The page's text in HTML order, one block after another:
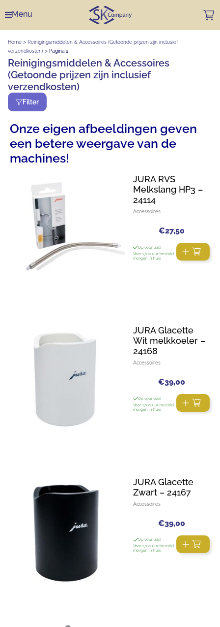
Menu
Home > Reinigingsmiddelen & Accessoires (Getoonde prijzen zijn inclusief
verzendkosten) > Pagina 2
Reinigingsmiddelen & Accessoires
(Getoonde prijzen zijn inclusief
verzendkosten)
Filter
Onze eigen afbeeldingen geven
een betere weergave van de
machines!
JURA RVS
Melkslang HP3 –
24114
Accessoires
€27,50
Op voorraad
Voor 17:00 uur besteld,
morgen in huis
JURA Glacette
Wit melkkoeler –
24168
Accessoires
€39,00
Op voorraad
Voor 17:00 uur besteld,
morgen in huis
JURA Glacette
Zwart – 24167
Accessoires
€39,00
Op voorraad
Voor 17:00 uur besteld,
morgen in huis